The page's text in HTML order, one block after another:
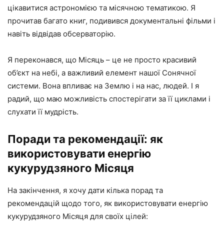
цікавитися астрономією та місячною тематикою. Я
прочитав багато книг, подивився документальні фільми і
навіть відвідав обсерваторію.
Я переконався, що Місяць – це не просто красивий
об’єкт на небі, а важливий елемент нашої Сонячної
системи. Вона впливає на Землю і на нас, людей. І я
радий, що маю можливість спостерігати за її циклами і
слухати її мудрість.
Поради та рекомендації: як
використовувати енергію
кукурудзяного Місяця
На закінчення, я хочу дати кілька порад та
рекомендацій щодо того, як використовувати енергію
кукурудзяного Місяця для своїх цілей: